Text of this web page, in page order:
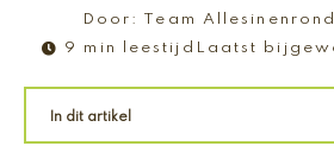
Door:
Team
9 min leestijd Laatst
In dit artikel